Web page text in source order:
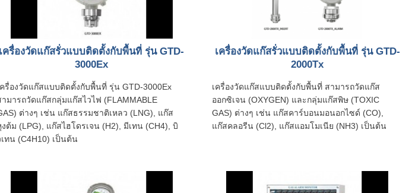
เครื่องวัดแก๊สรั่วแบบติดตั้งกับพื้นที่ รุ่น GTD-
3000Ex
ครื่องวัดแก๊สแบบติดตั้งกับพื้นที่ รุ่น GTD-3000Ex
ามารถวัดแก๊สกลุ่มแก๊สไวไฟ (FLAMMABLE
ต่างๆ เช่น แก๊สธรรมชาติเหลว (LNG), แก๊ส
ต้ม (LPG), แก๊สไฮโดรเจน (H2), มีเทน (CH4), บิ
เทน (C4H10) เป็นต้น
เครื่องวัดแก๊สรั่วแบบติดตั้งกับพื้นที่ รุ่น GTD-
2000Tx
เครื่องวัดแก๊สแบบติดตั้งกับพื้นที่ สามารถวัดแก๊ส
ออกซิเจน (OXYGEN) และกลุ่มแก๊สพิษ (TOXIC
GAS) ต่างๆ เช่น แก๊สคาร์บอนมอนอกไซด์ (CO),
แก๊สคลอรีน (Cl2), แก๊สแอมโมเนีย (NH3) เป็นต้น